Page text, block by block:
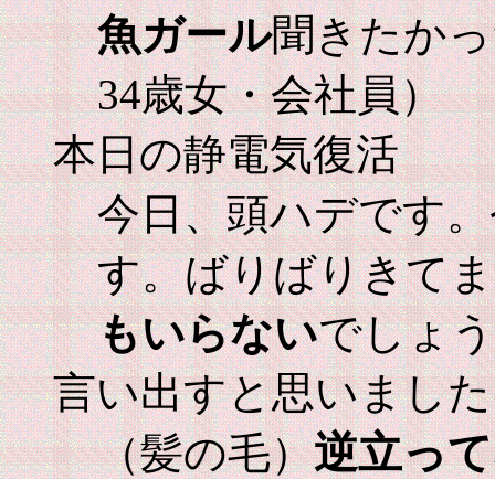
魚ガール聞きたか
34歳女・会社員）
本日の静電気復活
今日、頭ハデです
す。ばりばりきて
もいらないでしょ
言い出すと思いまし
（髪の毛）逆立っ